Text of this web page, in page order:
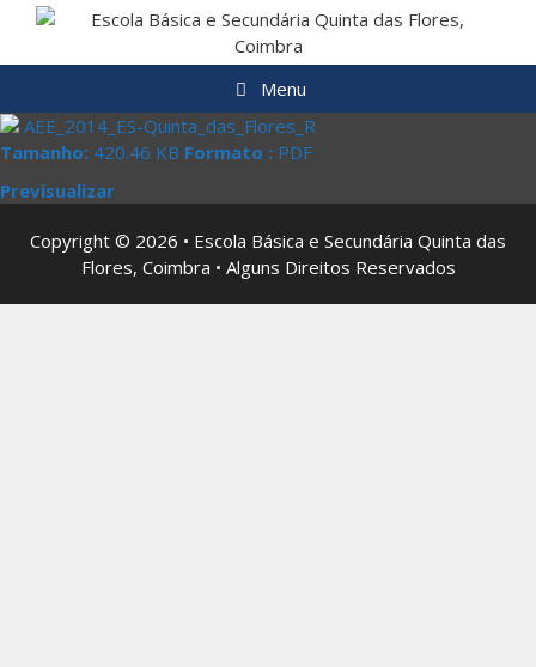
Saltar
o
Menu
AEE_2014_ES-Quinta_das_Flores_R
Tamanho: 420.46 KB Formato : PDF
Previsualizar
Copyright © 2026 • Escola Básica e Secundária Quinta das
Flores, Coimbra • Alguns Direitos Reservados